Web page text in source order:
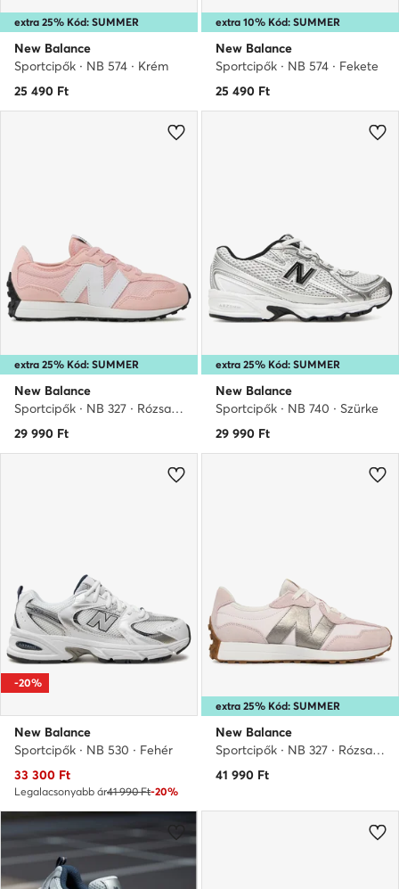
extra 25% Kód: SUMMER
New Balance
Sportcipők · NB 574 · Krém
25 490 Ft
extra 10% Kód: SUMMER
New Balance
Sportcipők · NB 574 · Fekete
25 490 Ft
extra 25% Kód: SUMMER
New Balance
Sportcipők · NB 327 · Rózsaszín
29 990 Ft
extra 25% Kód: SUMMER
New Balance
Sportcipők · NB 740 · Szürke
29 990 Ft
-20%
New Balance
Sportcipők · NB 530 · Fehér
Aktuális ár
33 300 Ft
Legalacsonyabb ár41 990 Ft-20%
extra 25% Kód: SUMMER
New Balance
Sportcipők · NB 327 · Rózsaszín
41 990 Ft